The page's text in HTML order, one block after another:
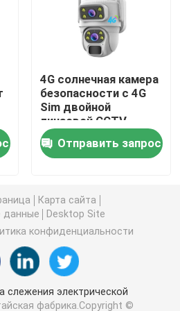
слежения
водоустойчивая камера
IP
камера Wifi
воздухе
4G солнечная камера
безопасности с 4G
Sim двойной
линзовой CCTV
камера
безопасности
Отправить запрос
Карта сайта
данные
Desktop Site
конфиденциальности
слежения электрической
фабрика.Copyright ©